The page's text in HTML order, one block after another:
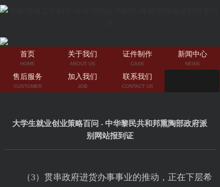
首页
HOME
关于我们
ABOUT US
证件制作
CASE
新闻中心
NEWS
售后服务
CUSTOMER
加入我们
JOB
联系我们
CONTACT US
大学生就业创业策略百问 - 中华黎民共和邦熏陶部政府派
别网站报到证
（3）贯串政府进货办事事业的推动，正在下层希